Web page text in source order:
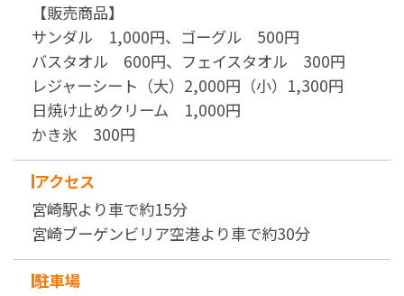
【販売商品】
サンダル 1,000円、ゴーグル 500円
バスタオル 600円、フェイスタオル 300円
レジャーシート（大）2,000円（小）1,300円
日焼け止めクリーム 1,000円
かき氷 300円
アクセス
宮崎駅より車で約15分
宮崎ブーゲンビリア空港より車で約30分
駐車場